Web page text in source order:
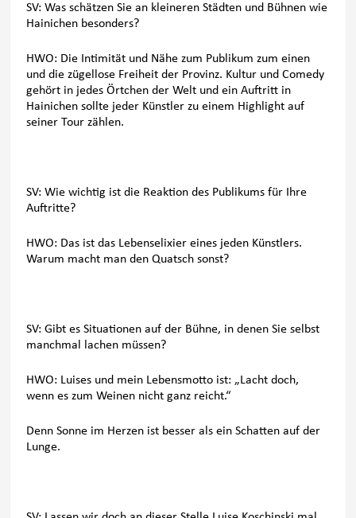
SV: Was schätzen Sie an kleineren Städten und Bühnen wie
Hainichen besonders?
HWO: Die Intimität und Nähe zum Publikum zum einen
und die zügellose Freiheit der Provinz. Kultur und Comedy
gehört in jedes Örtchen der Welt und ein Auftritt in
Hainichen sollte jeder Künstler zu einem Highlight auf
seiner Tour zählen.
SV: Wie wichtig ist die Reaktion des Publikums für Ihre
Auftritte?
HWO: Das ist das Lebenselixier eines jeden Künstlers.
Warum macht man den Quatsch sonst?
SV: Gibt es Situationen auf der Bühne, in denen Sie selbst
manchmal lachen müssen?
HWO: Luises und mein Lebensmotto ist: „Lacht doch,
wenn es zum Weinen nicht ganz reicht.“
Denn Sonne im Herzen ist besser als ein Schatten auf der
Lunge.